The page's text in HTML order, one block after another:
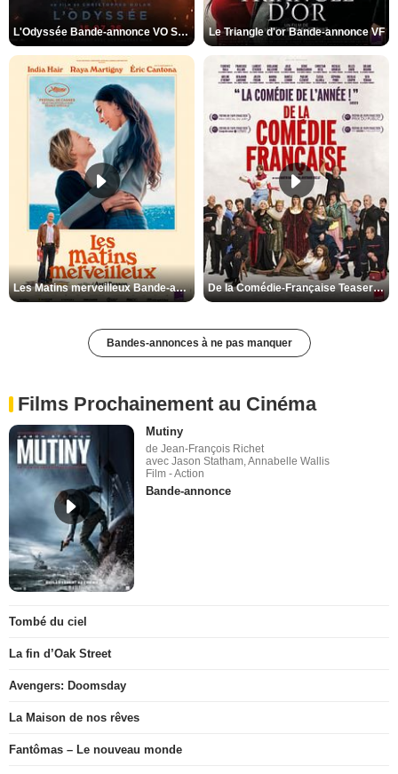
L'Odyssée Bande-annonce VO STFR Le Triangle d'or Bande-annonce VF
Les Matins merveilleux Bande-annonce VF De la Comédie-Française Teaser VF
Bandes-annonces à ne pas manquer
Films Prochainement au Cinéma
Mutiny
de Jean-François Richet
avec Jason Statham, Annabelle Wallis
Film - Action
Bande-annonce
Tombé du ciel
La fin d’Oak Street
Avengers: Doomsday
La Maison de nos rêves
Fantômas – Le nouveau monde